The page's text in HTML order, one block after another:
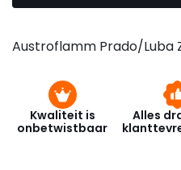
Austroflamm Prado/Luba
Kwaliteit is
onbetwistbaar
Alles